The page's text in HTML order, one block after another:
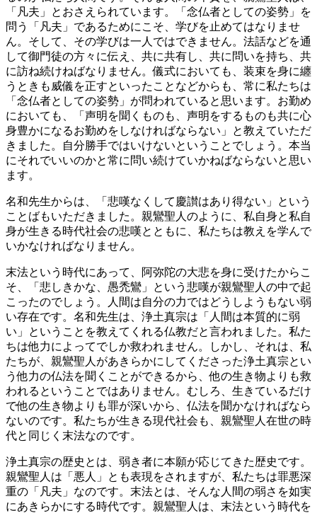
「凡夫」とおさえられています。「念仏者としての姿勢」を
問う「凡夫」であるためにこそ、学びを止めてはなりませ
ん。そして、その学びは一人ではできません。法話などを通
して御門徒の方々に伝え、共に共有し、共に問いを持ち、共
に訪ね続けねばなりません。儀式においても、装束を身に纏
うときも威儀を正すといったことなどからも、常に私たちは
「念仏者としての姿勢」が問われていると思います。お勤め
においても、「声明を聞くものも、声明をするものも共に心
身豊かになるお勤めをしなければならない」と教えていただ
きました。自分勝手ではいけないということでしょう。本当
にそれでいいのかと常に問い続けていかねばならないと思い
ます。
名和先生からは、「悲嘆なくして慶讃はあり得ない」という
ことばもいただきました。親鸞聖人のように、私自身と私自
身が生きる時代社会の悲嘆とともに、私たちは教えを学んで
いかなければなりません。
末法という時代にあって、阿弥陀の大悲を身に受けたからこ
そ、「悲しきかな、愚禿鸞」という悲嘆が親鸞聖人の中で起
こったのでしょう。人間は自分の力ではどうしようもない弱
い存在です。名和先生は、浄土真宗は「人間は本質的に弱
い」ということを教えてくれる仏教だと言われました。私た
ちは他力によってでしか救われません。しかし、それは、私
たちが、親鸞聖人があきらかにしてくださった浄土真宗とい
う他力の仏法を聞くことができるから、他の生き物よりも救
われるということではありません。むしろ、生きているだけ
で他の生き物よりも罪が深いから、仏法を聞かなければなら
ないのです。私たちが生きる現代社会も、親鸞聖人在世の時
代と同じく末法なのです。
浄土真宗の歴史とは、弱き者に本願が応じてきた歴史です。
親鸞聖人は「悪人」とも表現をされますが、私たちは罪悪深
重の「凡夫」なのです。末法とは、そんな人間の弱さを如実
にあきらかにする時代です。親鸞聖人は、末法という時代を